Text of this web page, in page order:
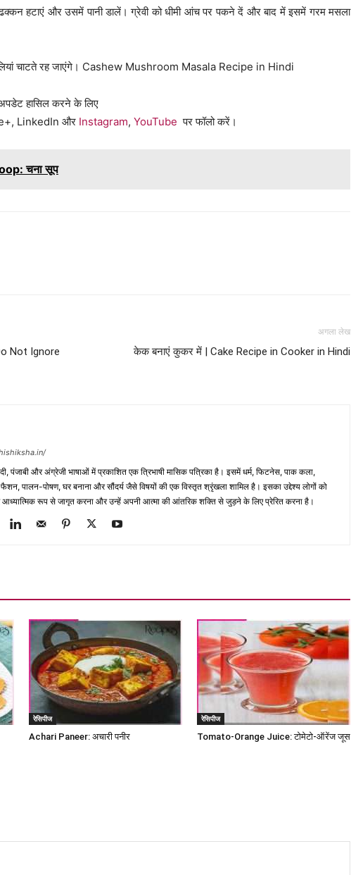
हटाएं और उसमें पानी डालें। ग्रेवी को धीमी आंच पर पकने दें और बाद में इसमें गरम मसला
चाटते रह जाएंगे। Cashew Mushroom Masala Recipe in Hindi
हासिल करने के लिए
LinkedIn और Instagram, YouTube पर फॉलो करें।
चना सूप
Not Ignore
अगला लेख
केक बनाएं कुकर में | Cake Recipe in Cooker in Hindi
पंजाबी और अंग्रेजी भाषाओं में प्रकाशित एक त्रिभाषी मासिक पत्रिका है। इसमें धर्म, फिटनेस, पाक कला,
फैशन, पालन-पोषण, घर बनाना और सौंदर्य जैसे विषयों की एक विस्तृत श्रृंखला शामिल है। इसका उद्देश्य लोगों को
रूप से जागृत करना और उन्हें अपनी आत्मा की आंतरिक शक्ति से जुड़ने के लिए प्रेरित करना है।
रेसिपीज
Achari Paneer: अचारी पनीर
रेसिपीज
Tomato-Orange Juice: टोमेटो-ऑरेंज जूस